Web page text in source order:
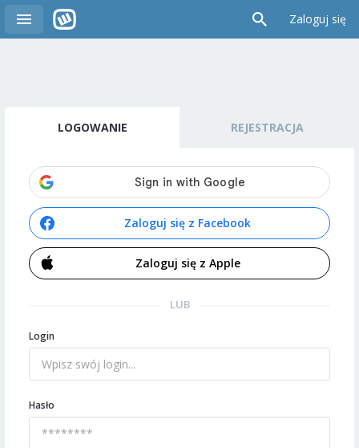
Zaloguj się
LOGOWANIE REJESTRACJA
Zaloguj się z Facebook
Zaloguj się z Apple
LUB
Login
Hasło